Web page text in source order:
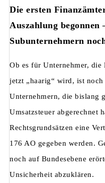
Die ersten
Auszahlung begonnen
Subunternehmern
Ob es für Unternehmer, die
jetzt „haarig“ wird, ist noch
Unternehmern, die bislang
Umsatzsteuer abgerechnet
Rechtsgrundsätzen eine
176 AO gegeben werden.
noch auf Bundesebene
Unsicherheit abzuklären.